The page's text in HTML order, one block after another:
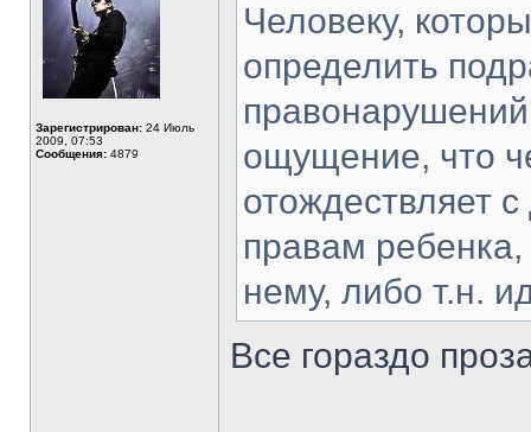
Зарегистрирован: 24 Июль
2009, 07:53
Сообщения: 4879
Человеку,
определить
ощущение, что
отождествляет
правам ребенка,
нему, либо т.н.
Все гораздо